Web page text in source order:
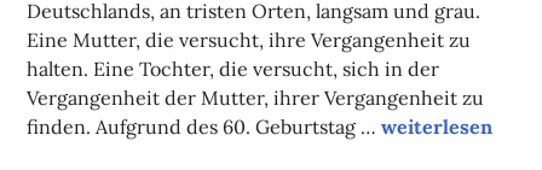
Deutschlands, an tristen Orten, langsam und grau.
Eine Mutter, die versucht, ihre Vergangenheit zu
halten. Eine Tochter, die versucht, sich in der
Vergangenheit der Mutter, ihrer Vergangenheit zu
finden. Aufgrund des 60. Geburtstag …Filmtipp des
weiterlesen